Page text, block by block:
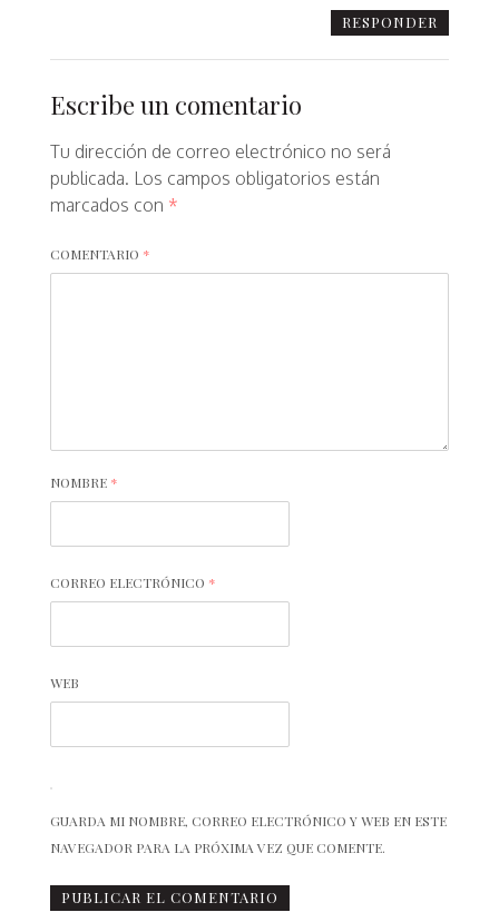
RESPONDER
Escribe un comentario
Tu dirección de correo electrónico no será
publicada. Los campos obligatorios están
marcados con *
COMENTARIO *
NOMBRE *
CORREO ELECTRÓNICO *
WEB
GUARDA MI NOMBRE, CORREO ELECTRÓNICO Y WEB EN ESTE
NAVEGADOR PARA LA PRÓXIMA VEZ QUE COMENTE.